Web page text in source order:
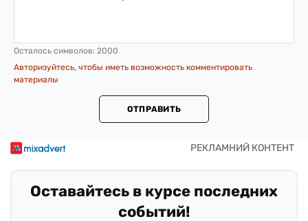
Осталось символов: 2000
Авторизуйтесь, чтобы иметь возможность комментировать
материалы
ОТПРАВИТЬ
Оставайтесь в курсе последних
событий!